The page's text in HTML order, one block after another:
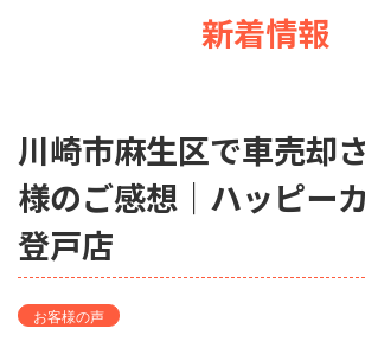
新着情報
川崎市麻生区で車売却
様のご感想｜ハッピー
登戸店
お客様の声